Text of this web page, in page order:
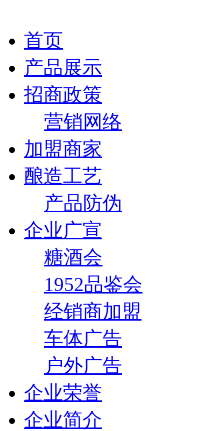
首页
产品展示
招商政策
营销网络
加盟商家
酿造工艺
产品防伪
企业广宣
糖酒会
1952品鉴会
经销商加盟
车体广告
户外广告
企业荣誉
企业简介